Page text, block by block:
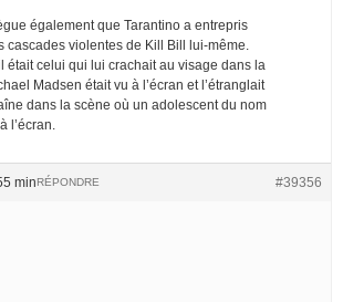
également que Tarantino a entrepris
cascades violentes de Kill Bill lui-même.
était celui qui lui crachait au visage dans la
Madsen était vu à l’écran et l’étranglait
dans la scène où un adolescent du nom
l’écran.
min #39356
RÉPONDRE